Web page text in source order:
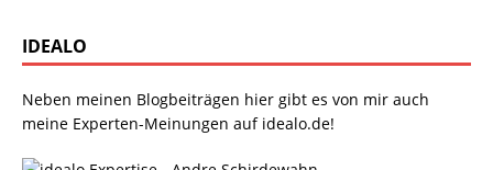
IDEALO
Neben meinen Blogbeiträgen hier gibt es von mir auch
meine Experten-Meinungen auf idealo.de!